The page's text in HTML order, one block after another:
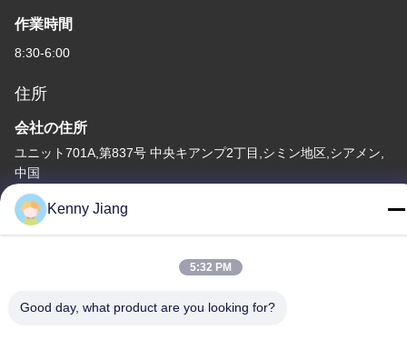
作業時間
8:30-6:00
住所
会社の住所
ユニット701A,第837号 中央キアンプ2丁目,シミン地区,シアメン,
中国
工場住所
第72号 ユンジュン道路 武峰村 崇武町 泉州市 福建市
Kenny Jiang
5:32 PM
Good day, what product are you looking for?